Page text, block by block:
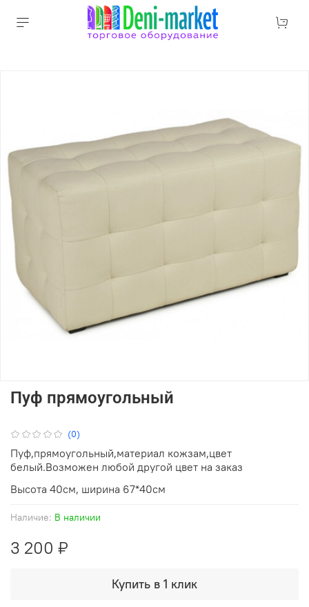
(0)
Наличие: В наличии
Пуф прямоугольный
3 200 ₽
Купить в 1 клик
Пуф,прямоугольный,материал кожзам,цвет
белый.Возможен любой другой цвет на заказ
Высота 40см, ширина 67*40см